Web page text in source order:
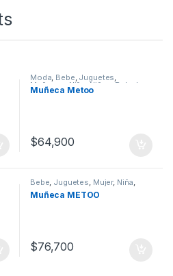
Moda, Bebe, Juguetes,
Muñecas ,Niña Niñas Peluches
Muñeca Metoo
$64,900
Bebe, Juguetes, Mujer, Niña,
Niñas Peluches
Muñeca METOO
$76,700